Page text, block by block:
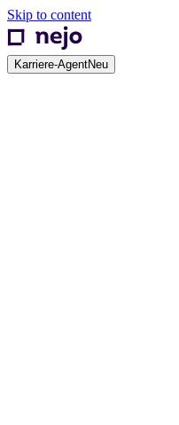
Skip to content
Karriere-AgentNeu